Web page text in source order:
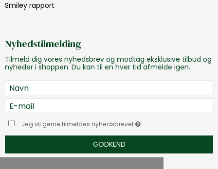
Smiley rapport
Nyhedstilmelding
Tilmeld dig vores nyhedsbrev og modtag eksklusive tilbud og
nyheder i shoppen. Du kan til en hver tid afmelde igen.
Jeg vil gerne tilmeldes nyhedsbrevet
GODKEND